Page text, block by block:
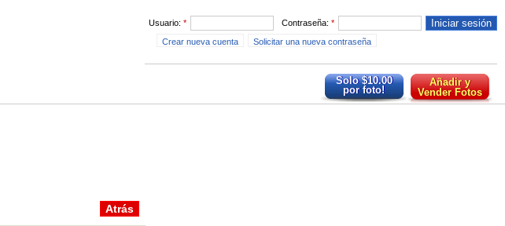
Usuario: * Contraseña: *
Crear nueva cuenta
Solicitar una nueva contraseña
Añadir y
Vender Fotos
Solo $10.00
por foto!